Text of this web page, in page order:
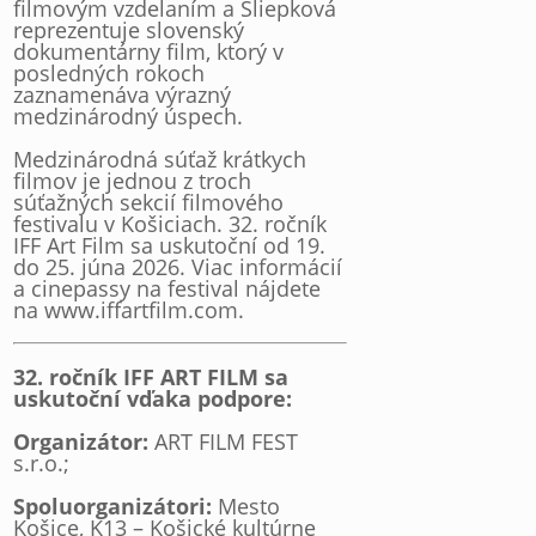
filmovým vzdelaním a Sliepková
reprezentuje slovenský
dokumentárny film, ktorý v
posledných rokoch
zaznamenáva výrazný
medzinárodný úspech.
Medzinárodná súťaž krátkych
filmov je jednou z troch
súťažných sekcií filmového
festivalu v Košiciach. 32. ročník
IFF Art Film sa uskutoční od 19.
do 25. júna 2026. Viac informácií
a cinepassy na festival nájdete
na www.iffartfilm.com.
32. ročník IFF ART FILM sa
uskutoční vďaka podpore:
Organizátor: ART FILM FEST
s.r.o.;
Spoluorganizátori: Mesto
Košice, K13 – Košické kultúrne